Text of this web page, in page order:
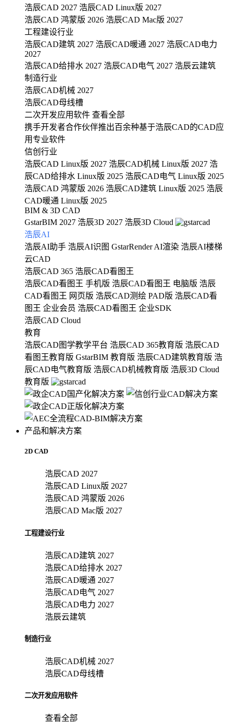
浩辰CAD 2027 浩辰CAD Linux版 2027
浩辰CAD 鸿蒙版 2026 浩辰CAD Mac版 2027
工程建设行业
浩辰CAD建筑 2027 浩辰CAD暖通 2027 浩辰CAD电力
2027
浩辰CAD给排水 2027 浩辰CAD电气 2027 浩辰云建筑
制造行业
浩辰CAD机械 2027
浩辰CAD母线槽
二次开发应用软件 查看全部
携手开发者合作伙伴推出百余种基于浩辰CAD的CAD应
用专业软件
信创行业
浩辰CAD Linux版 2027 浩辰CAD机械 Linux版 2027 浩
辰CAD给排水 Linux版 2025 浩辰CAD电气 Linux版 2025
浩辰CAD 鸿蒙版 2026 浩辰CAD建筑 Linux版 2025 浩辰
CAD暖通 Linux版 2025
BIM & 3D CAD
GstarBIM 2027 浩辰3D 2027 浩辰3D Cloud
浩辰AI
浩辰AI助手 浩辰AI识图 GstarRender AI渲染 浩辰AI楼梯
云CAD
浩辰CAD 365 浩辰CAD看图王
浩辰CAD看图王 手机版 浩辰CAD看图王 电脑版 浩辰
CAD看图王 网页版 浩辰CAD测绘 PAD版 浩辰CAD看
图王 企业会员 浩辰CAD看图王 企业SDK
浩辰CAD Cloud
教育
浩辰CAD图学教学平台 浩辰CAD 365教育版 浩辰CAD
看图王教育版 GstarBIM 教育版 浩辰CAD建筑教育版 浩
辰CAD电气教育版 浩辰CAD机械教育版 浩辰3D Cloud
教育版
产品和解决方案
2D CAD
浩辰CAD 2027
浩辰CAD Linux版 2027
浩辰CAD 鸿蒙版 2026
浩辰CAD Mac版 2027
工程建设行业
浩辰CAD建筑 2027
浩辰CAD给排水 2027
浩辰CAD暖通 2027
浩辰CAD电气 2027
浩辰CAD电力 2027
浩辰云建筑
制造行业
浩辰CAD机械 2027
浩辰CAD母线槽
二次开发应用软件
查看全部